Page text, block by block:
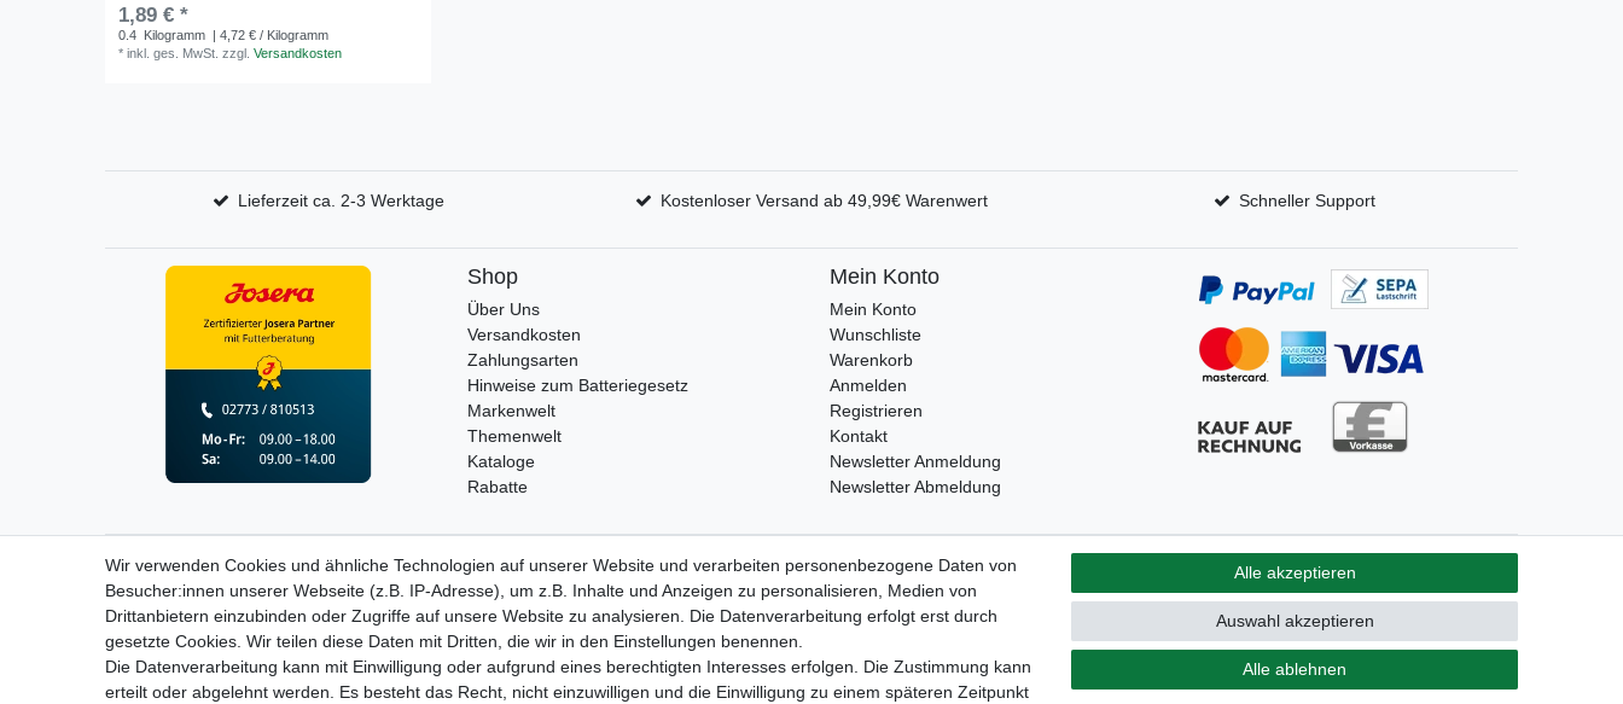
1,89 € *
0.4 Kilogramm | 4,72 € / Kilogramm
*inkl. ges. MwSt. zzgl.Versandkosten
Lieferzeit ca. 2-3 Werktage Kostenloser Versand ab 49,99€ Warenwert Schneller Support
Shop
Über Uns
Versandkosten
Zahlungsarten
Hinweise zum Batteriegesetz
Markenwelt
Themenwelt
Kataloge
Rabatte
Mein Konto
Mein Konto
Wunschliste
Warenkorb
Anmelden
Registrieren
Kontakt
Newsletter Anmeldung
Newsletter Abmeldung
Widerrufs­recht Widerrufs­formular Impressum Daten­schutz­erklärung AGB Kontakt
Wir verwenden Cookies und ähnliche Technologien auf unserer Website und verarbeiten personenbezogene Daten von
Besucher:innen unserer Webseite (z.B. IP-Adresse), um z.B. Inhalte und Anzeigen zu personalisieren, Medien von
Drittanbietern einzubinden oder Zugriffe auf unsere Website zu analysieren. Die Datenverarbeitung erfolgt erst durch
gesetzte Cookies. Wir teilen diese Daten mit Dritten, die wir in den Einstellungen benennen.
Die Datenverarbeitung kann mit Einwilligung oder aufgrund eines berechtigten Interesses erfolgen. Die Zustimmung kann
erteilt oder abgelehnt werden. Es besteht das Recht, nicht einzuwilligen und die Einwilligung zu einem späteren Zeitpunkt
Alle akzeptieren
Alle ablehnen
Auswahl akzeptieren